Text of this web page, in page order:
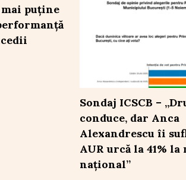
puține
Sondaj ICSCB –
conduce, dar Anca
Alexandrescu îi
AUR urcă la 41%
național”